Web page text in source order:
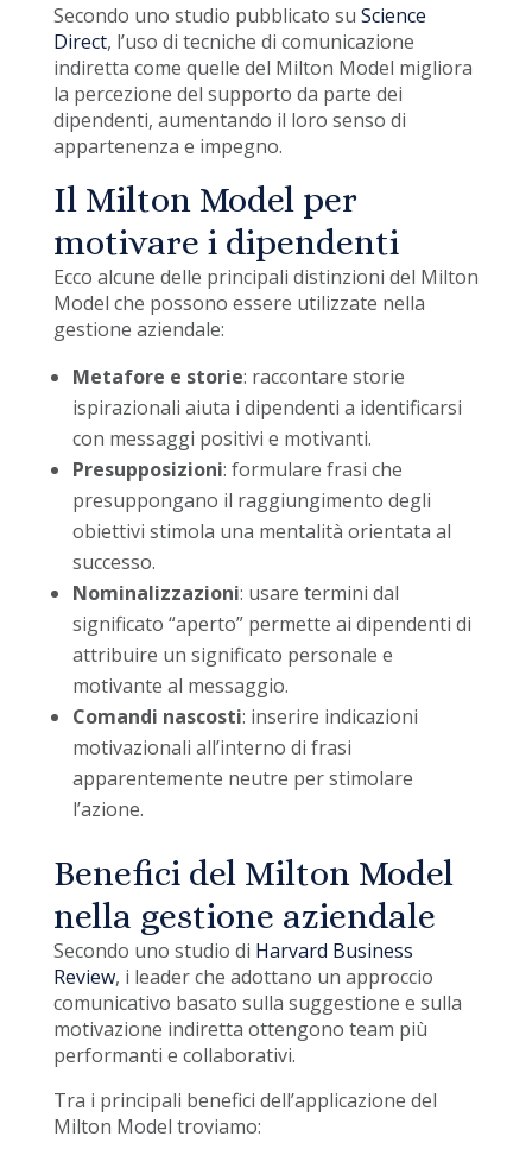
Secondo uno studio pubblicato su Science
Direct, l’uso di tecniche di comunicazione
indiretta come quelle del Milton Model migliora
la percezione del supporto da parte dei
dipendenti, aumentando il loro senso di
appartenenza e impegno.
Il Milton Model per
motivare i dipendenti
Ecco alcune delle principali distinzioni del Milton
Model che possono essere utilizzate nella
gestione aziendale:
Metafore e storie: raccontare storie
ispirazionali aiuta i dipendenti a identificarsi
con messaggi positivi e motivanti.
Presupposizioni: formulare frasi che
presuppongano il raggiungimento degli
obiettivi stimola una mentalità orientata al
successo.
Nominalizzazioni: usare termini dal
significato “aperto” permette ai dipendenti di
attribuire un significato personale e
motivante al messaggio.
Comandi nascosti: inserire indicazioni
motivazionali all’interno di frasi
apparentemente neutre per stimolare
l’azione.
Benefici del Milton Model
nella gestione aziendale
Secondo uno studio di Harvard Business
Review, i leader che adottano un approccio
comunicativo basato sulla suggestione e sulla
motivazione indiretta ottengono team più
performanti e collaborativi.
Tra i principali benefici dell’applicazione del
Milton Model troviamo: